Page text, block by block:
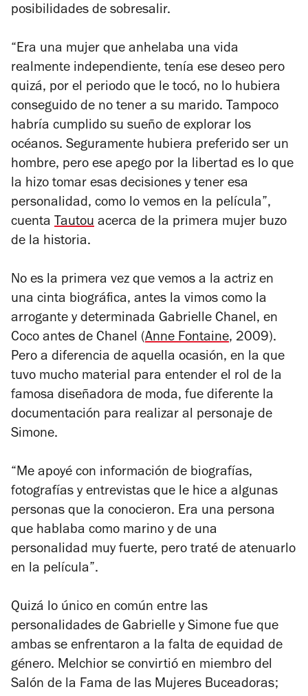
posibilidades de sobresalir.
“Era una mujer que anhelaba una vida
realmente independiente, tenía ese deseo pero
quizá, por el periodo que le tocó, no lo hubiera
conseguido de no tener a su marido. Tampoco
habría cumplido su sueño de explorar los
océanos. Seguramente hubiera preferido ser un
hombre, pero ese apego por la libertad es lo que
la hizo tomar esas decisiones y tener esa
personalidad, como lo vemos en la película”,
cuenta Tautou acerca de la primera mujer buzo
de la historia.
No es la primera vez que vemos a la actriz en
una cinta biográfica, antes la vimos como la
arrogante y determinada Gabrielle Chanel, en
Coco antes de Chanel (Anne Fontaine, 2009).
Pero a diferencia de aquella ocasión, en la que
tuvo mucho material para entender el rol de la
famosa diseñadora de moda, fue diferente la
documentación para realizar al personaje de
Simone.
“Me apoyé con información de biografías,
fotografías y entrevistas que le hice a algunas
personas que la conocieron. Era una persona
que hablaba como marino y de una
personalidad muy fuerte, pero traté de atenuarlo
en la película”.
Quizá lo único en común entre las
personalidades de Gabrielle y Simone fue que
ambas se enfrentaron a la falta de equidad de
género. Melchior se convirtió en miembro del
Salón de la Fama de las Mujeres Buceadoras;